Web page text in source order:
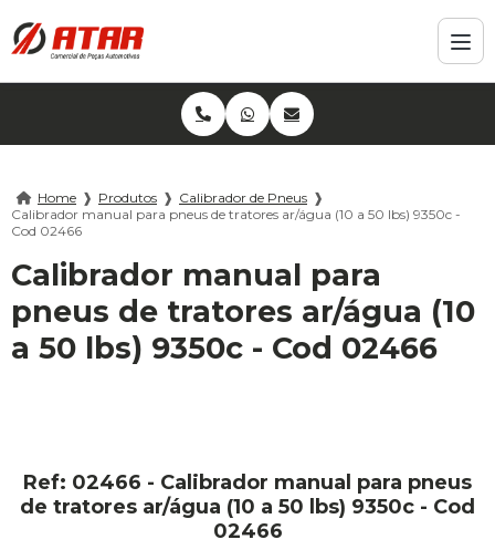
Home ❱ Produtos ❱ Calibrador de Pneus ❱
Calibrador manual para pneus de tratores ar/água (10 a 50 lbs) 9350c -
Cod 02466
Calibrador manual para
pneus de tratores ar/água (10
a 50 lbs) 9350c - Cod 02466
Ref: 02466 - Calibrador manual para pneus
de tratores ar/água (10 a 50 lbs) 9350c - Cod
02466